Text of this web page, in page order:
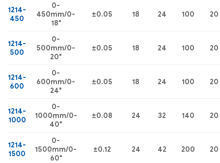
1214-
450
0-
450mm/0-
18″
±0.05 18 24 100 20
1214-
500
0-
500mm/0-
20″
±0.05 18 24 100 20
1214-
600
0-
600mm/0-
24″
±0.05 18 24 100 20
1214-
1000
0-
1000mm/0-
40″
±0.08 24 32 140 20
1214-
1500
0-
1500mm/0-
60″
±0.12 24 42 200 20